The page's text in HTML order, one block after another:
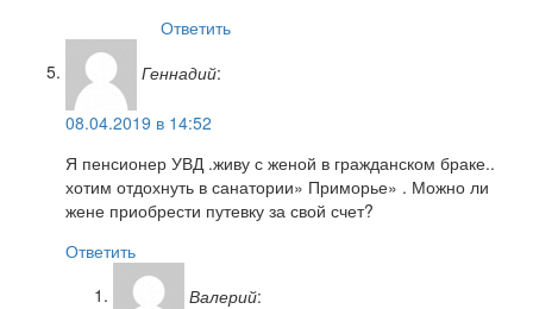
Ответить
Геннадий:
08.04.2019 в 14:52
Я пенсионер УВД .живу с женой в гражданском браке..
хотим отдохнуть в санатории» Приморье» . Можно ли
жене приобрести путевку за свой счет?
Ответить
Валерий: